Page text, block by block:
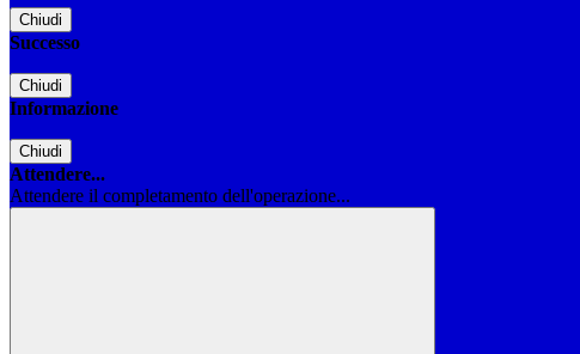
Chiudi
Successo
Chiudi
Informazione
Chiudi
Attendere...
Attendere il completamento dell'operazione...